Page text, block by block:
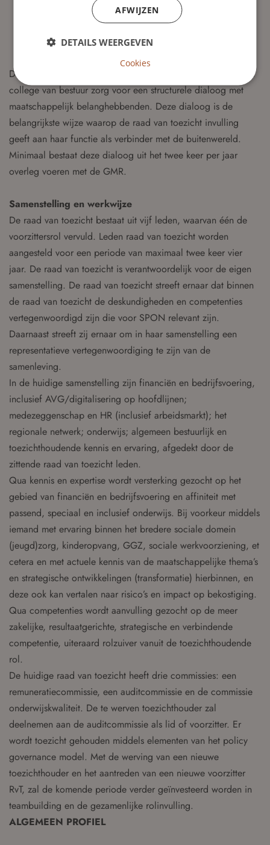
college van bestuur.
> De wijziging van de statuten.
Klankbord: Het functioneren als klankbord voor het
Daarnaast draagt de raad van toezicht in afstemming met het
college van bestuur zorg voor een structurele dialoog met
maatschappelijk belanghebbenden. Deze dialoog is de
belangrijkste wijze waarop de raad van toezicht invulling
geeft aan haar functie als verbinder met de buitenwereld.
Minimaal bestaat deze dialoog uit het twee keer per jaar
overleg voeren met de GMR.
Samenstelling en werkwijze
De raad van toezicht bestaat uit vijf leden, waarvan één de
voorzittersrol vervuld. Leden raad van toezicht worden
aangesteld voor een periode van maximaal twee keer vier
jaar. De raad van toezicht is verantwoordelijk voor de eigen
samenstelling. De raad van toezicht streeft ernaar dat binnen
de raad van toezicht de deskundigheden en competenties
vertegenwoordigd zijn die voor SPON relevant zijn.
Daarnaast streeft zij ernaar om in haar samenstelling een
representatieve vertegenwoordiging te zijn van de
samenleving.
In de huidige samenstelling zijn financiën en bedrijfsvoering,
inclusief AVG/digitalisering op hoofdlijnen;
medezeggenschap en HR (inclusief arbeidsmarkt); het
regionale netwerk; onderwijs; algemeen bestuurlijk en
toezichthoudende kennis en ervaring, afgedekt door de
zittende raad van toezicht leden.
Qua kennis en expertise wordt versterking gezocht op het
gebied van financiën en bedrijfsvoering en affiniteit met
passend, speciaal en inclusief onderwijs. Bij voorkeur middels
iemand met ervaring binnen het bredere sociale domein
(jeugd)zorg, kinderopvang, GGZ, sociale werkvoorziening, et
cetera en met actuele kennis van de maatschappelijke thema’s
en strategische ontwikkelingen (transformatie) hierbinnen, en
deze ook kan vertalen naar risico’s en impact op bekostiging.
Qua competenties wordt aanvulling gezocht op de meer
zakelijke, resultaatgerichte, strategische en verbindende
competentie, uiteraard rolzuiver vanuit de toezichthoudende
rol.
De huidige raad van toezicht heeft drie commissies: een
remuneratiecommissie, een auditcommissie en de commissie
onderwijskwaliteit. De te werven toezichthouder zal
deelnemen aan de auditcommissie als lid of voorzitter. Er
wordt toezicht gehouden middels elementen van het policy
governance model. Met de werving van een nieuwe
toezichthouder en het aantreden van een nieuwe voorzitter
RvT, zal de komende periode verder geïnvesteerd worden in
teambuilding en de gezamenlijke rolinvulling.
ALGEMEEN PROFIEL
AFWIJZEN
DETAILS WEERGEVEN
Cookies